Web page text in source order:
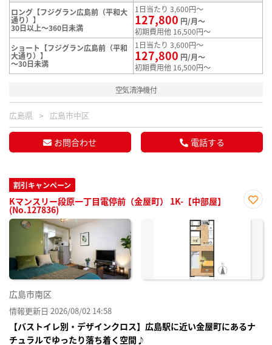
ロング【フジグラン広島前（平和大
通り）】
30日以上～360日未満
1日当たり 3,600円～
127,800 円/月～
初期費用他 16,500円～
ショート【フジグラン広島前（平和
大通り）】
～30日未満
1日当たり 3,600円～
127,800 円/月～
初期費用他 16,500円～
空気清浄機付
広島県 広島市中区
お問合わせ 電話する
割引キャンペーン
Kマンスリー段原一丁目電停前（金屋町） 1K-【中部屋】
(No.127836)
に入
広島市南区
情報更新日 2026/08/02 14:58
【バストイレ別・デザインクロス】広島駅に近い金屋町にあるナ
チュラルでゆったり落ち着く空間♪